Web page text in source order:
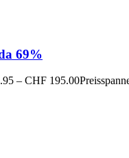
69%
– CHF 195.00